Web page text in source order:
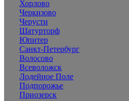
Хорлово
Черкизово
Черусти
Шатурторф
Юпитер
Санкт-Петербург
Волосово
Всеволожск
Лодейное Поле
Подпорожье
Приозерск